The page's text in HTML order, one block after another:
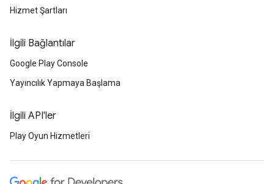
Hizmet Şartları
İlgili Bağlantılar
Google Play Console
Yayıncılık Yapmaya Başlama
İlgili API'ler
Play Oyun Hizmetleri